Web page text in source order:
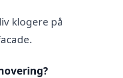
klogere på